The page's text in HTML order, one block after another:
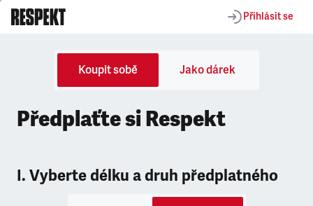
Přihlásit se
Koupit sobě Jako dárek
Předplaťte si Respekt
I. Vyberte délku a druh předplatného